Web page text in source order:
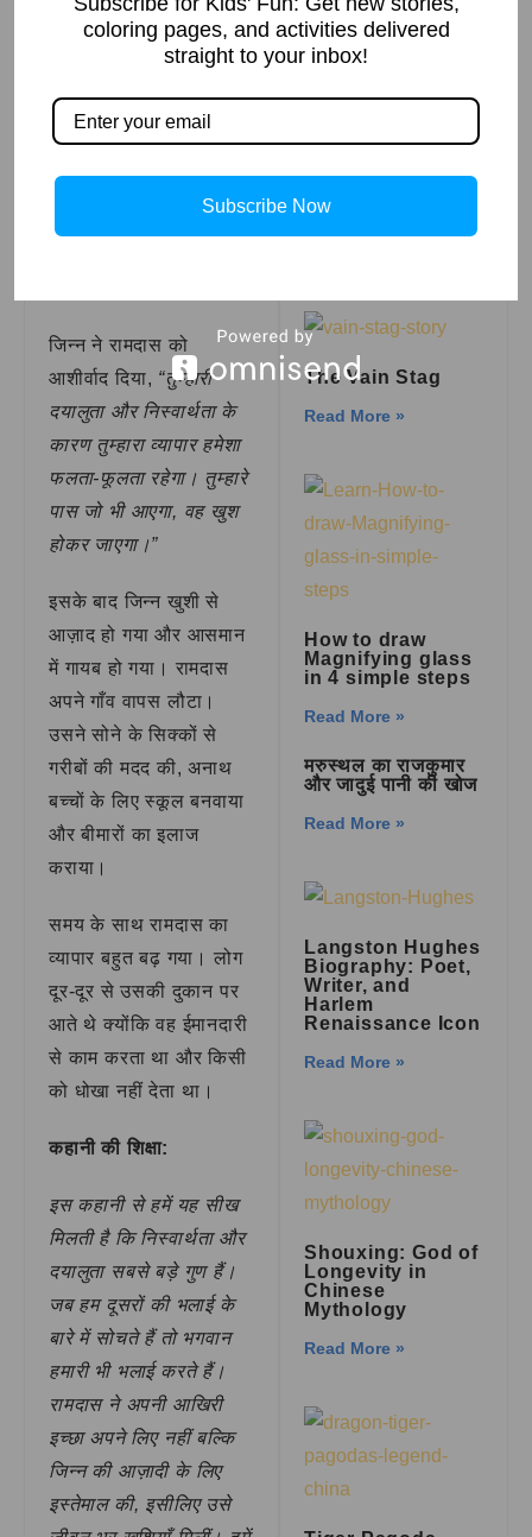
जाएँ। आपको किसी दीपक में
कैद नहीं रहना चाहिए।”
यह सुनकरजिन्नकी आँखों
“हजारों सालों में तुम पहले
जिन्न ने रामदास को
आशीर्वाद दिया, “तुम्हारी
दयालुता और निस्वार्थता के
कारण तुम्हारा व्यापार हमेशा
फलता-फूलता रहेगा। तुम्हारे
पास जो भी आएगा, वह खुश
होकर जाएगा।”
इसके बाद जिन्न खुशी से
आज़ाद हो गया और आसमान
में गायब हो गया। रामदास
अपने गाँव वापस लौटा।
उसने सोने के सिक्कों से
गरीबों की मदद की, अनाथ
बच्चों के लिए स्कूल बनवाया
और बीमारों का इलाज
कराया।
समय के साथ रामदास का
व्यापार बहुत बढ़ गया। लोग
दूर-दूर से उसकी दुकान पर
आते थे क्योंकि वह ईमानदारी
से काम करता था और किसी
को धोखा नहीं देता था।
कहानी की शिक्षा:
इस कहानी से हमें यह सीख
मिलती है कि निस्वार्थता और
दयालुता सबसे बड़े गुण हैं।
जब हम दूसरों की भलाई के
बारे में सोचते हैं तो भगवान
हमारी भी भलाई करते हैं।
रामदास ने अपनी आखिरी
इच्छा अपने लिए नहीं बल्कि
जिन्न की आज़ादी के लिए
इस्तेमाल की, इसीलिए उसे
सीमा की चौकसी –
अकबर बीरबल की
कहानी
अर्थ | Meaning of
the Idiom ‘Using
One’s Brain’
The Vain Stag
Read More »
How to draw
Magnifying glass
in 4 simple steps
Read More »
मरुस्थल का राजकुमार
और जादुई पानी की खोज
Read More »
Langston Hughes
Biography: Poet,
Writer, and
Harlem
Renaissance Icon
Read More »
Shouxing: God of
Longevity in
Chinese
Mythology
Read More »
coloring pages, and activities delivered
straight to your inbox!
Subscribe Now